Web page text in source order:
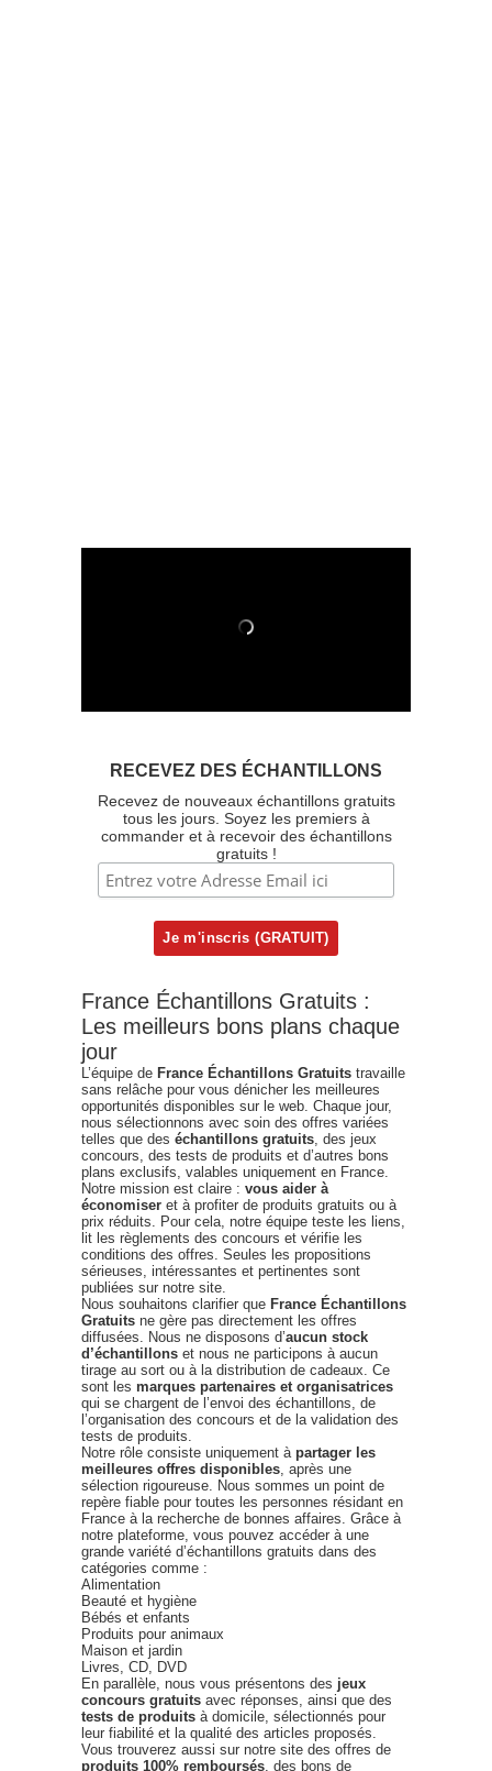
RECEVEZ DES ÉCHANTILLONS
Recevez de nouveaux échantillons gratuits
tous les jours. Soyez les premiers à
commander et à recevoir des échantillons
gratuits !
France Échantillons Gratuits :
Les meilleurs bons plans chaque
jour
L’équipe de France Échantillons Gratuits travaille
sans relâche pour vous dénicher les meilleures
opportunités disponibles sur le web. Chaque jour,
nous sélectionnons avec soin des offres variées
telles que des échantillons gratuits , des jeux
concours, des tests de produits et d’autres bons
plans exclusifs, valables uniquement en France.
Notre mission est claire : vous aider à
économiser et à profiter de produits gratuits ou à
prix réduits. Pour cela, notre équipe teste les liens,
lit les règlements des concours et vérifie les
conditions des offres. Seules les propositions
sérieuses, intéressantes et pertinentes sont
publiées sur notre site.
Nous souhaitons clarifier que France Échantillons
Gratuits ne gère pas directement les offres
diffusées. Nous ne disposons d’aucun stock
d’échantillons et nous ne participons à aucun
tirage au sort ou à la distribution de cadeaux. Ce
sont les marques partenaires et organisatrices
qui se chargent de l’envoi des échantillons, de
l’organisation des concours et de la validation des
tests de produits.
Notre rôle consiste uniquement à partager les
meilleures offres disponibles , après une
sélection rigoureuse. Nous sommes un point de
repère fiable pour toutes les personnes résidant en
France à la recherche de bonnes affaires. Grâce à
notre plateforme, vous pouvez accéder à une
grande variété d’échantillons gratuits dans des
catégories comme :
Alimentation
Beauté et hygiène
Bébés et enfants
Produits pour animaux
Maison et jardin
Livres, CD, DVD
En parallèle, nous vous présentons des jeux
concours gratuits avec réponses, ainsi que des
tests de produits à domicile, sélectionnés pour
leur fiabilité et la qualité des articles proposés.
Vous trouverez aussi sur notre site des offres de
produits 100% remboursés , des bons de